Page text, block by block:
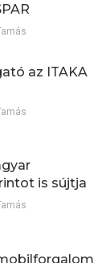
az ITAKA
is sújtja